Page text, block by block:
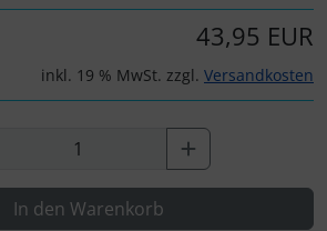
43,95 EUR
inkl. 19 % MwSt. zzgl. Versandkosten
In den Warenkorb